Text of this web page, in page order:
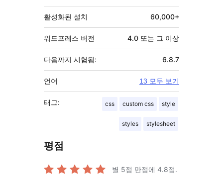
활성화된 설치 60,000+
워드프레스 버전 4.0 또는 그 이상
다음까지 시험됨: 6.8.7
언어 13 모두 보기
태그: css custom css style
styles stylesheet
평점
별 5점 만점에 4.8점.